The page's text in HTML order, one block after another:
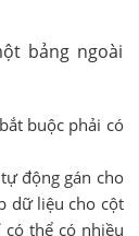
bảng ngoài
buộc phải có
động gán cho
dữ liệu cho cột
thể có nhiều